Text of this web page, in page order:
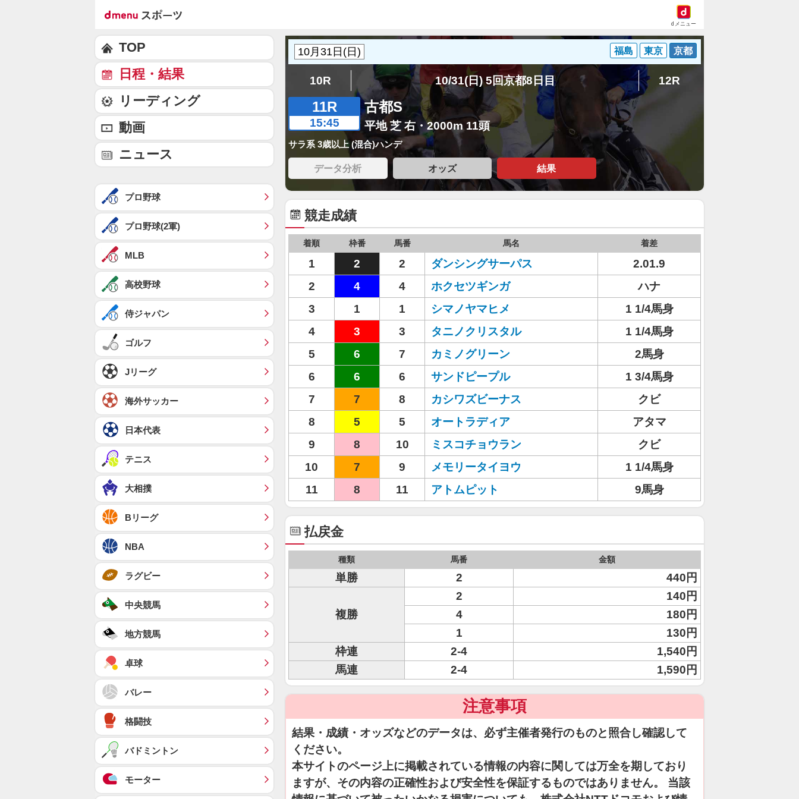
dメニュー
福島 東京 京都
10R 10/31(日) 5回京都8日目 12R
11R
15:45
古都S
平地 芝 右・2000m 11頭
サラ系 3歳以上 (混合)ハンデ
データ分析 オッズ 結果
競走成績
着順 枠番 馬番 馬名 着差
1 2 2 ダンシングサーパス
2.01.9
2
4 4 ホクセツギンガ
ハナ
3
1 1 シマノヤマヒメ
1 1/4馬身
4
3 3 タニノクリスタル
1 1/4馬身
5
6 7 カミノグリーン
2馬身
6
6 6 サンドピープル
1 3/4馬身
7
7 8 カシワズビーナス
クビ
8
5 5 オートラディア
アタマ
9
8 10 ミスコチョウラン
クビ
10
7 9 メモリータイヨウ
1 1/4馬身
11
8 11 アトムピット 9馬身
払戻金
種類 馬番 金額
単勝 2 440円
複勝
2
140円
4
180円
1
130円
枠連
2-4
1,540円
馬連
2-4 1,590円
注意事項
結果・成績・オッズなどのデータは、必ず主催者発行のものと照合し確認して
ください。
本サイトのページ上に掲載されている情報の内容に関しては万全を期しており
ますが、その内容の正確性および安全性を保証するものではありません。 当該
TOP
日程・結果
リーディング
動画
ニュース
プロ野球
プロ野球(2軍)
MLB
高校野球
侍ジャパン
ゴルフ
Jリーグ
海外サッカー
日本代表
テニス
大相撲
Bリーグ
NBA
ラグビー
中央競馬
地方競馬
卓球
バレー
格闘技
バドミントン
モーター